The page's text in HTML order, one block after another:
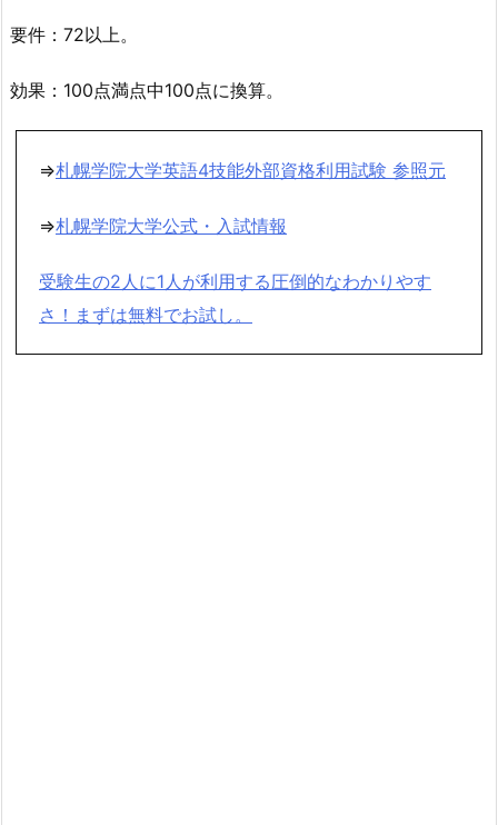
要件：72以上。
効果：100点満点中100点に換算。
⇒札幌学院大学英語4技能外部資格利用試験 参照元
⇒札幌学院大学公式・入試情報
受験生の2人に1人が利用する圧倒的なわかりやす
さ！まずは無料でお試し。